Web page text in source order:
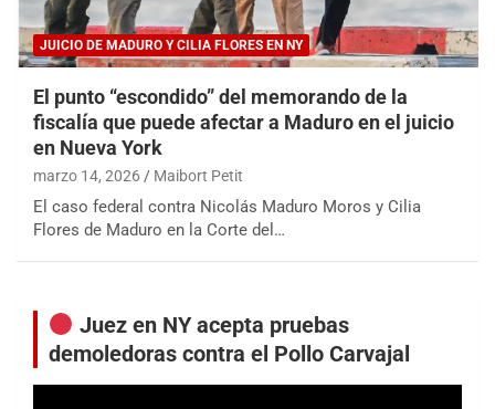
JUICIO DE MADURO Y CILIA FLORES EN NY
El punto “escondido” del memorando de la
fiscalía que puede afectar a Maduro en el juicio
en Nueva York
marzo 14, 2026 Maibort Petit
El caso federal contra Nicolás Maduro Moros y Cilia
Flores de Maduro en la Corte del…
Juez en NY acepta pruebas
demoledoras contra el Pollo Carvajal